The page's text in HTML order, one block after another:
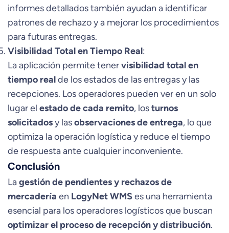
informes detallados también ayudan a identificar
patrones de rechazo y a mejorar los procedimientos
para futuras entregas.
Visibilidad Total en Tiempo Real:
La aplicación permite tenervisibilidad total en
tiempo realde los estados de las entregas y las
recepciones. Los operadores pueden ver en un solo
lugar el estado de cada remito, losturnos
solicitadosy lasobservaciones de entrega, lo que
optimiza la operación logística y reduce el tiempo
de respuesta ante cualquier inconveniente.
Conclusión
Lagestión de pendientes y rechazos de
mercadería en LogyNet WMSes una herramienta
esencial para los operadores logísticos que buscan
optimizar el proceso de recepción y distribución.